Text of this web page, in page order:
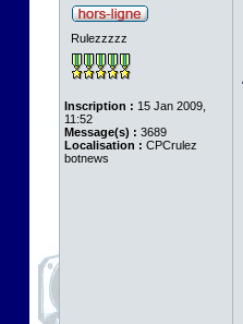
Rulezzzzz
Inscription : 15 Jan 2009,
11:52
Message(s) : 3689
Localisation : CPCrulez
botnews